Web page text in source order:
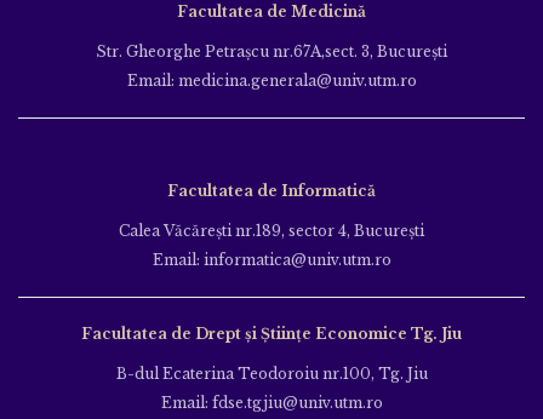
Facultatea de Medicină
Str. Gheorghe Petraşcu nr.67A,sect. 3, Bucureşti
Email: medicina.generala@univ.utm.ro
Facultatea de Informatică
Calea Văcăreşti nr.189, sector 4, Bucureşti
Email: informatica@univ.utm.ro
Facultatea de Drept și Științe Economice Tg. Jiu
B-dul Ecaterina Teodoroiu nr.100, Tg. Jiu
Email: fdse.tgjiu@univ.utm.ro